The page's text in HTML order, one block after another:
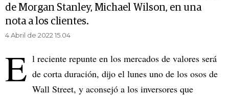
de Morgan Stanley, Michael Wilson, en una
nota a los clientes.
4 Abril de 2022 15.04
E l reciente repunte en los mercados de valores será
de corta duración, dijo el lunes uno de los osos de
Wall Street, y aconsejó a los inversores que